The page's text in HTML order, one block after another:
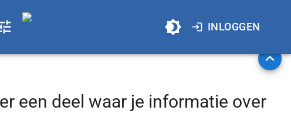
INLOGGEN
een deel waar je informatie over